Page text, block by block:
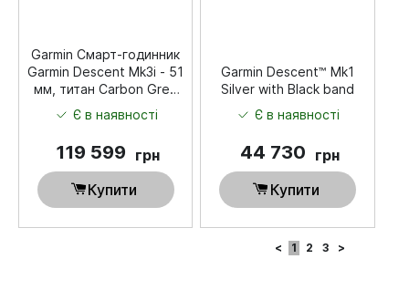
Garmin Смарт-годинник
Garmin Descent Mk3i - 51
мм, титан Carbon Grey
DLC з титановим
браслетом + трансивер
Є в наявності
119 599 грн
Купити
Garmin Descent™ Mk1
Silver with Black band
Є в наявності
44 730 грн
Купити
< 1 2 3 >